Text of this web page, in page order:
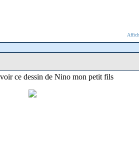
ce dessin de Nino mon petit fils